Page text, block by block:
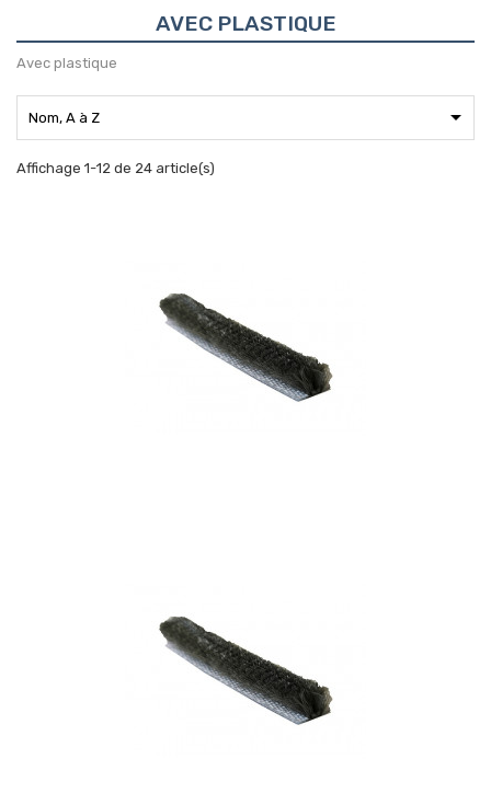
AVEC PLASTIQUE
Avec plastique
Nom, A à Z 
Affichage 1-12 de 24 article(s)